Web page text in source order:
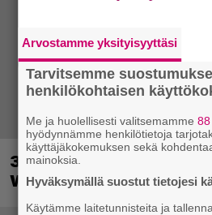
30-vuotias Quake sai
Wolfenstein-
Arvostamme yksityisyyttäsi
Tarvitsemme
henkilökohtaisen
Me ja huolellisesti valitsemamme
hyödynnämme henkilötietoja
käyttäjäkokemuksen sekä
mainoksia.
Hyväksymällä suostut tietojesi
Käytämme laitetunnisteita ja